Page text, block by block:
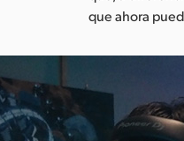
que ahora